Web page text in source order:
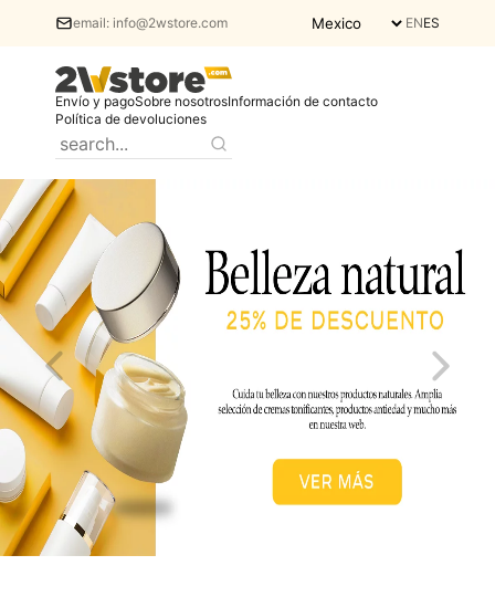
email: info@2wstore.com ENES
Envío y pagoSobre nosotrosInformación de contacto
Política de devoluciones